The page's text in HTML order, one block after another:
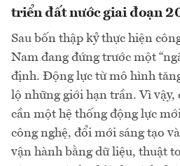
triển đất nước giai đoạn
Sau bốn thập kỷ thực hiện
Nam đang đứng trước một
định. Động lực từ mô hình
lộ những giới hạn trần. Vì vậy,
cần một hệ thống động lực
công nghệ, đổi mới sáng tạo
vận hành bằng dữ liệu, thuật